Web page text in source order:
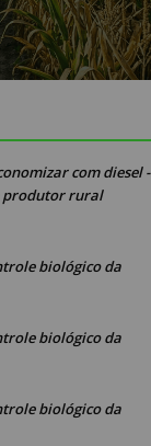
com diesel -
produtor rural
biológico da
biológico da
biológico da